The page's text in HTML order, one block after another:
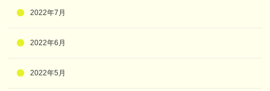
2022年7月
2022年6月
2022年5月